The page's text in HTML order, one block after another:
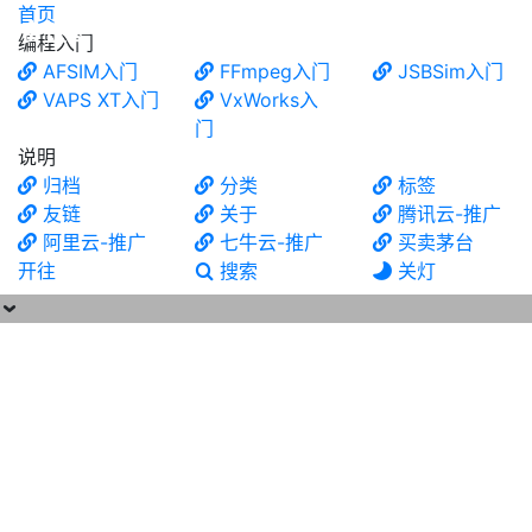
食铁兽
首页
编程入门
AFSIM入门
FFmpeg入门
JSBSim入门
VAPS XT入门
VxWorks入
门
说明
归档
分类
标签
友链
关于
腾讯云-推广
阿里云-推广
七牛云-推广
买卖茅台
开往
搜索 关灯